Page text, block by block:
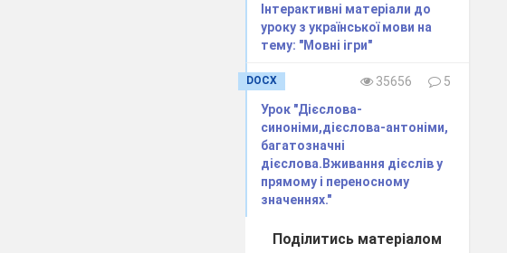
Інтерактивні матеріали до
уроку з української мови на
тему: "Мовні ігри"
DOCX 35656
5
Урок "Дієслова-
синоніми,дієслова-антоніми,
багатозначні
дієслова.Вживання дієслів у
прямому і переносному
значеннях."
Поділитись матеріалом